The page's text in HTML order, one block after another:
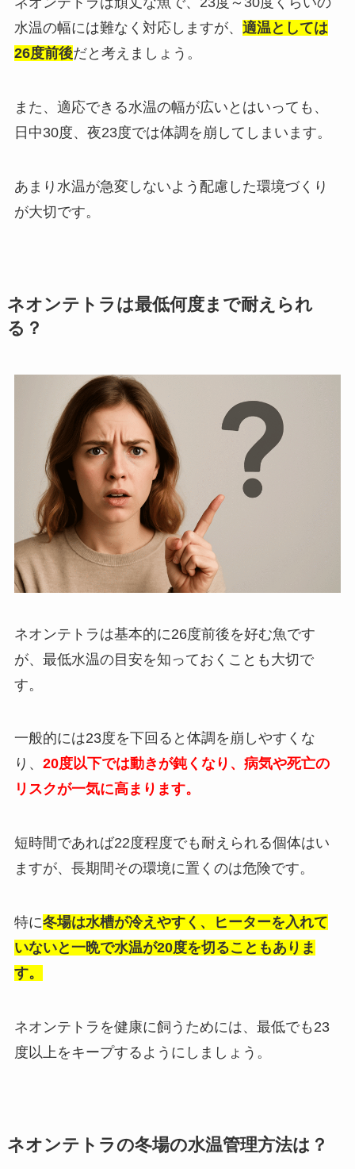
水温の幅には難なく対応しますが、 適温としては
26度前後だと考えましょう。
また、適応できる水温の幅が広いとはいっても、
日中30度、夜23度では体調を崩してしまいます。
あまり水温が急変しないよう配慮した環境づくり
が大切です。
ネオンテトラは最低何度まで耐えられ
る？
ネオンテトラは基本的に26度前後を好む魚です
が、最低水温の目安を知っておくことも大切で
す。
一般的には23度を下回ると体調を崩しやすくな
り、 20度以下では動きが鈍くなり、病気や死亡の
リスクが一気に高まります。
短時間であれば22度程度でも耐えられる個体はい
ますが、長期間その環境に置くのは危険です。
特に冬場は水槽が冷えやすく、ヒーターを入れて
いないと一晩で水温が20度を切ることもありま
す。
ネオンテトラを健康に飼うためには、最低でも23
度以上をキープするようにしましょう。
ネオンテトラの冬場の水温管理方法は？